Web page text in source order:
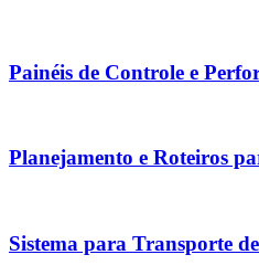
Painéis de Controle e
Planejamento e Roteiros
Sistema para Transporte